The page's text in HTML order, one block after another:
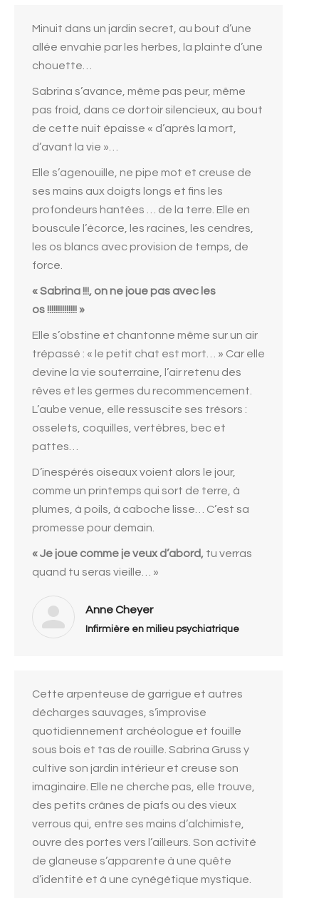
Minuit dans un jardin secret, au bout d’une
allée envahie par les herbes, la plainte d’une
chouette…
Sabrina s’avance, même pas peur, même
pas froid, dans ce dortoir silencieux, au bout
de cette nuit épaisse « d’après la mort,
d’avant la vie »…
Elle s’agenouille, ne pipe mot et creuse de
ses mains aux doigts longs et fins les
profondeurs hantées … de la terre. Elle en
bouscule l’écorce, les racines, les cendres,
les os blancs avec provision de temps, de
force.
« Sabrina !!!, on ne joue pas avec les
os !!!!!!!!!!!!!! »
Elle s’obstine et chantonne même sur un air
trépassé : « le petit chat est mort… » Car elle
devine la vie souterraine, l’air retenu des
rêves et les germes du recommencement.
L’aube venue, elle ressuscite ses trésors :
osselets, coquilles, vertèbres, bec et
pattes…
D’inespérés oiseaux voient alors le jour,
comme un printemps qui sort de terre, à
plumes, à poils, à caboche lisse… C’est sa
promesse pour demain.
« Je joue comme je veux d’abord, tu verras
quand tu seras vieille… »
Anne Cheyer
Infirmière en milieu psychiatrique
Cette arpenteuse de garrigue et autres
décharges sauvages, s’improvise
quotidiennement archéologue et fouille
sous bois et tas de rouille. Sabrina Gruss y
cultive son jardin intérieur et creuse son
imaginaire. Elle ne cherche pas, elle trouve,
des petits crânes de piafs ou des vieux
verrous qui, entre ses mains d’alchimiste,
ouvre des portes vers l’ailleurs. Son activité
de glaneuse s’apparente à une quête
d’identité et à une cynégétique mystique.